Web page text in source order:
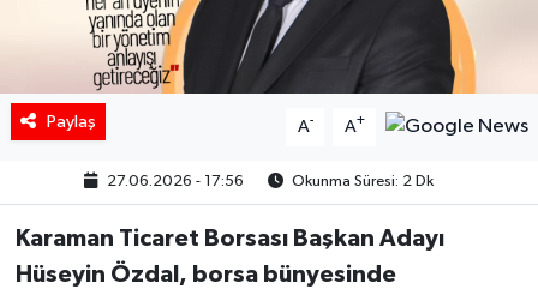
Paylaş A- A+
27.06.2026 - 17:56 Okunma Süresi: 2 Dk
Karaman Ticaret Borsası Başkan Adayı
Hüseyin Özdal, borsa bünyesinde